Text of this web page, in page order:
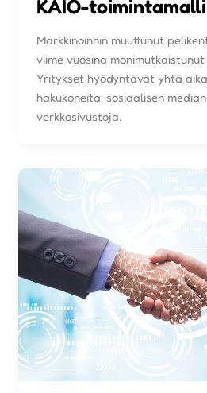
KAIO-toimintamalli
Markkinoinnin muuttunut
viime vuosina
Yritykset hyödyntävät yhtä
hakukoneita, sosiaalisen
verkkosivustoja,